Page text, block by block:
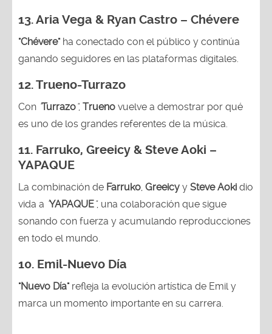
13. Aria Vega & Ryan Castro – Chévere
"Chévere" ha conectado con el público y continúa
ganando seguidores en las plataformas digitales.
12.Trueno-Turrazo
Con "Turrazo", Trueno vuelve a demostrar por qué
es uno de los grandes referentes de la música.
11. Farruko, Greeicy & Steve Aoki –
YAPAQUE
La combinación de Farruko Greeicy y Steve Aoki dio
vida a "YAPAQUE", una colaboración que sigue
sonando con fuerza y acumulando reproducciones
en todo el mundo.
10. Emil-Nuevo Día
"Nuevo Día"refleja la evolución artística de Emil y
marca un momento importante en su carrera.